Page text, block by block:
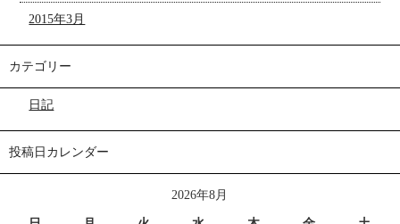
2015年3月
カテゴリー
日記
投稿日カレンダー
2026年8月